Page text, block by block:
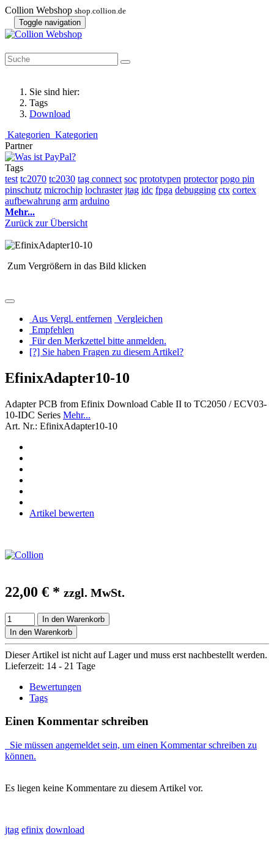
Collion Webshop shop.collion.de
Toggle navigation
Sie sind hier:
Tags
Download
Kategorien Kategorien
Partner
Tags
test tc2070 tc2030 tag connect soc prototypen protector pogo pin
pinschutz microchip lochraster jtag idc fpga debugging ctx cortex
aufbewahrung arm arduino
Mehr...
Zurück zur Übersicht
Zum Vergrößern in das Bild klicken
Aus Vergl. entfernen Vergleichen
Empfehlen
Für den Merkzettel bitte anmelden.
[?] Sie haben Fragen zu diesem Artikel?
EfinixAdapter10-10
Adapter PCB from Efinix Download Cable II to TC2050 / ECV03-
10-IDC Series Mehr...
Art. Nr.: EfinixAdapter10-10
Artikel bewerten
22,00 € * zzgl. MwSt.
In den Warenkorb
In den Warenkorb
Dieser Artikel ist nicht auf Lager und muss erst nachbestellt werden.
Lieferzeit: 14 - 21 Tage
Bewertungen
Tags
Einen Kommentar schreiben
Sie müssen angemeldet sein, um einen Kommentar schreiben zu
können.
Es liegen keine Kommentare zu diesem Artikel vor.
jtag efinix download